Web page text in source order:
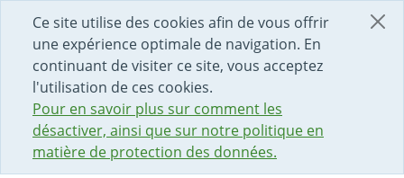
Ce site utilise des cookies afin de vous offrir
une expérience optimale de navigation. En
continuant de visiter ce site, vous acceptez
l'utilisation de ces cookies.
Pour en savoir plus sur comment les
désactiver, ainsi que sur notre politique en
matière de protection des données.
DÉBUT DU CONTENU DE LA PAGE
ACCÈS AU CHAMP DE RECHERCHE
PAGE D'ACCUEIL
FORMULAIRE DE CONTACT